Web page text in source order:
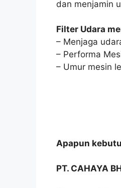
dan menjamin
Filter Udara
– Menjaga
– Performa
– Umur mesin
Apapun
PT. CAHAYA